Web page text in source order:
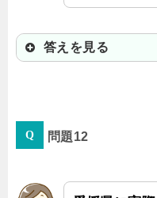
答えを見る
問題12